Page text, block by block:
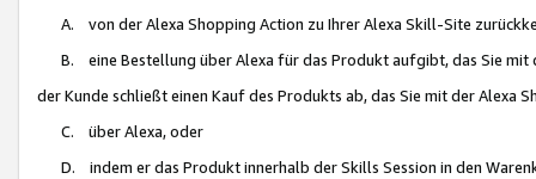
A. von der Alexa Shopping Action zu Ihrer Alexa Skill-Site
B. eine Bestellung über Alexa für das Produkt aufgibt, das Sie mit
der Kunde schließt einen Kauf des Produkts ab, das Sie mit der Alexa
C. über Alexa, oder
D. indem er das Produkt innerhalb der Skills Session in den